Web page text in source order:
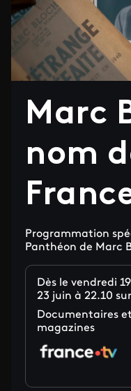
Marc
nom
Programmation
Panthéon de Marc
Dès le vendredi
23 juin à 22.10
Documentaires et
magazines